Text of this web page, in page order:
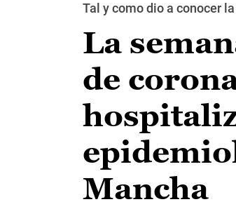
Tal y como dio a conocer
La
de
Mancha